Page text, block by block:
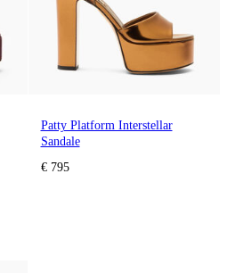
Patty Platform Interstellar
Sandale
€ 795